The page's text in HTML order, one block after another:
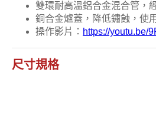
雙環耐高溫鋁合金混合管，
銅合金爐蓋，降低鏽蝕，使
操作影片： https://youtu.be/
尺寸規格